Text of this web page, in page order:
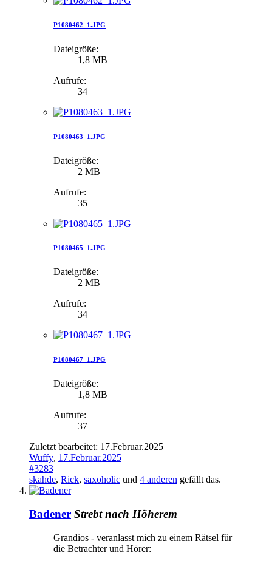
P1080462_1.JPG
Dateigröße:
1,8 MB
Aufrufe:
34
P1080463_1.JPG
Dateigröße:
2 MB
Aufrufe:
35
P1080465_1.JPG
Dateigröße:
2 MB
Aufrufe:
34
P1080467_1.JPG
Dateigröße:
1,8 MB
Aufrufe:
37
Zuletzt bearbeitet: 17.Februar.2025
Wuffy, 17.Februar.2025
#3283
skahde, Rick, saxoholic und 4 anderen gefällt das.
Badener Strebt nach Höherem
Grandios - veranlasst mich zu einem Rätsel für
die Betrachter und Hörer: